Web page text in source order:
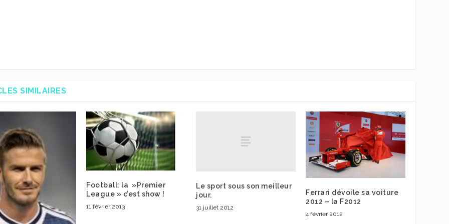
SIMILAIRES
Football: la »Premier
League » c’est show !
11 février 2013
Le sport sous son meilleur
jour.
31 juillet 2012
Ferrari dévoile sa voiture
2012 – la F2012
4 février 2012